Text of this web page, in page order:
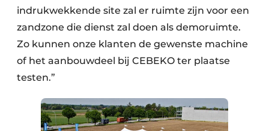
indrukwekkende site zal er ruimte zijn voor een
zandzone die dienst zal doen als demoruimte.
Zo kunnen onze klanten de gewenste machine
of het aanbouwdeel bij CEBEKO ter plaatse
testen.”